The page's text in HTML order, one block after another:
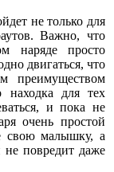
не только для
Важно, что
наряде просто
двигаться, что
преимуществом
находка для тех
и пока не
очень простой
свою малышку, а
не повредит даже